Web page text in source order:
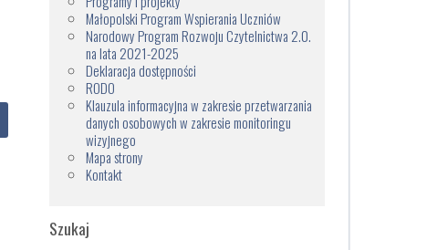
Małopolski Program Wspierania Uczniów
Narodowy Program Rozwoju Czytelnictwa 2.0.
na lata 2021-2025
Deklaracja dostępności
RODO
Klauzula informacyjna w zakresie przetwarzania
danych osobowych w zakresie monitoringu
wizyjnego
Mapa strony
Kontakt
Szukaj